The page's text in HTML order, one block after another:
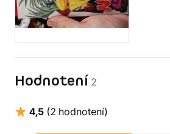
Hodnotení 2
4,5 (2 hodnotení)